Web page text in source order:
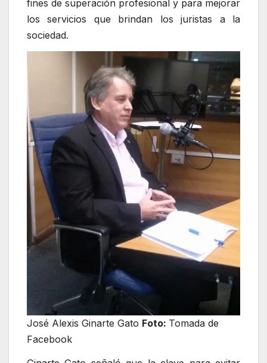
fines de superación profesional y para mejorar
los servicios que brindan los juristas a la
sociedad.
José Alexis Ginarte Gato Foto: Tomada de
Facebook